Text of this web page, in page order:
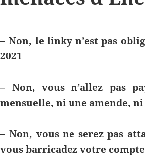
– Non, le linky n’est pas
2021
– Non, vous n’allez pas
mensuelle, ni une amende,
– Non, vous ne serez pas
vous barricadez votre